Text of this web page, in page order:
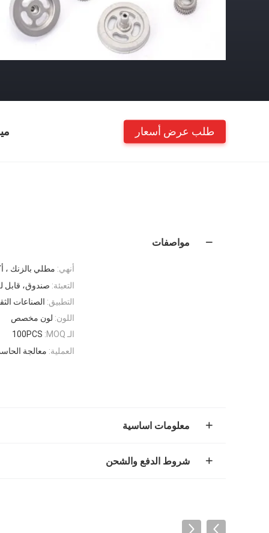
طلب عرض أسعار
مواصفات
أنهي: مطلي بالزنك ،
التعبئة: صندوق، قابل
التطبيق: الصناعات
اللون: لون مخصص
الـ MOQ:
100PCS
العملية: معالجة
معلومات اساسية
شروط الدفع والشحن